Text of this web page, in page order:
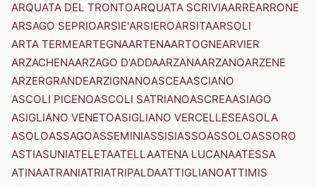
ARQUATA DEL TRONTOARQUATA SCRIVIAARREARRONE
ARSAGO SEPRIOARSIE'ARSIEROARSITAARSOLI
ARTA TERMEARTEGNAARTENAARTOGNEARVIER
ARZACHENAARZAGO D'ADDAARZANAARZANOARZENE
ARZERGRANDEARZIGNANOASCEAASCIANO
ASCOLI PICENOASCOLI SATRIANOASCREAASIAGO
ASIGLIANO VENETOASIGLIANO VERCELLESEASOLA
ASOLOASSAGOASSEMINIASSISIASSOASSOLOASSORO
ASTIASUNIATELETAATELLAATENA LUCANAATESSA
ATINAATRANIATRIATRIPALDAATTIGLIANOATTIMIS